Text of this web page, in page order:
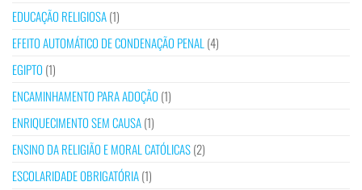
EDUCAÇÃO RELIGIOSA(1)
EFEITO AUTOMÁTICO DE CONDENAÇÃO PENAL (4)
EGIPTO (1)
ENCAMINHAMENTO PARA ADOÇÃO (1)
ENRIQUECIMENTO SEM CAUSA(1)
ENSINO DA RELIGIÃO E MORAL CATÓLICAS(2)
ESCOLARIDADE OBRIGATÓRIA(1)